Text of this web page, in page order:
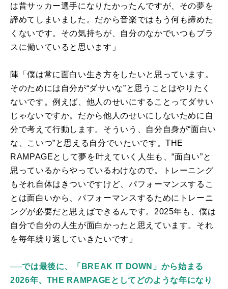
は昔サッカー選手になりたかったんですが、その夢を
諦めてしまいました。だから音楽ではもう何も諦めた
くないです。その気持ちが、自分のなかでいつもプラ
スに働いていると思います」
陣「僕は常に面白い生き方をしたいと思っています。
そのためには自分が“ダサいな”と思うことはやりたく
ないです。例えば、他人のせいにすることってダサい
じゃないですか。だから他人のせいにしないために自
分で考えて行動します。そういう、自分自身が“面白い
な、こいつ”と思える自分でいたいです。THE
RAMPAGEとして夢を叶えていく人生も、“面白い”と
思っているからやっているわけなので。トレーニング
もそれ自体はきついですけど、パフォーマンスするこ
とは面白いから、パフォーマンスするためにトレーニ
ングが必要だと思えばできるんです。 2025年も、僕は
自分で自分の人生が面白かったと思えています。それ
を毎年繰り返していきたいです」
──では最後に、「BREAK IT DOWN」から始まる
2026年、THE RAMPAGEとしてどのような年になり